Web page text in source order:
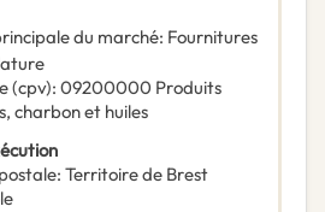
du marché: Fournitures
(cpv): 09200000 Produits
charbon et huiles
: Territoire de Brest